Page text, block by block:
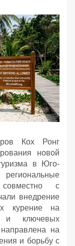
Кох Ронг
новой
в Юго-
с
внедрение
курение на
ключевых
на
и борьбу с